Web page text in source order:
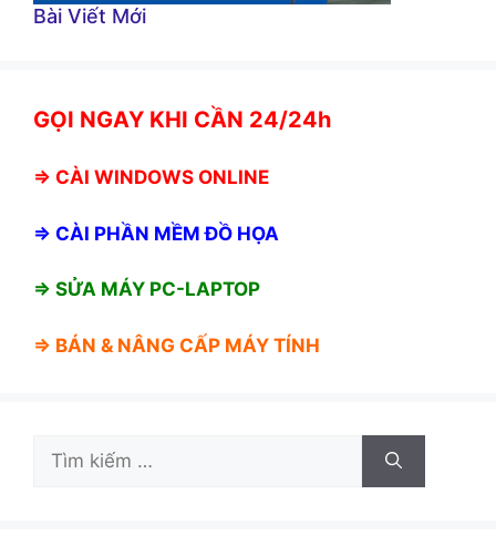
Bài Viết Mới
GỌI NGAY KHI CẦN 24/24h
⇒ CÀI WINDOWS ONLINE
⇒ CÀI PHẦN MỀM ĐỒ HỌA
⇒ SỬA MÁY PC-LAPTOP
⇒ BÁN & NÂNG CẤP MÁY TÍNH
Tìm
kiếm